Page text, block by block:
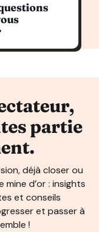
partie
déjà closer ou
d’or : insights
et conseils
et passer à
!